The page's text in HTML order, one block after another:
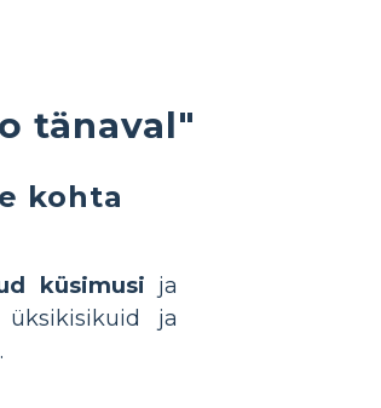
tänaval"
kohta
küsimusi ja
ja